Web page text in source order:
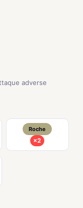
adverse
Roche
×2